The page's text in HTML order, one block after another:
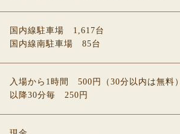
国内線駐車場 1,617台
国内線南駐車場 85台
入場から1時間 500円（30分以内は無料）
以降30分毎 250円